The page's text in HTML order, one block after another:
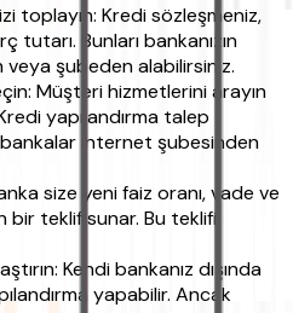
toplayın: Kredi sözleşmeniz,
tutarı. Bunları bankanızın
veya şubeden alabilirsiniz.
Müşteri hizmetlerini arayın
yapılandırma talep
bankalar internet şubesinden
size yeni faiz oranı, vade ve
bir teklif sunar. Bu teklifi
Kendi bankanız dışında
yapabilir. Ancak